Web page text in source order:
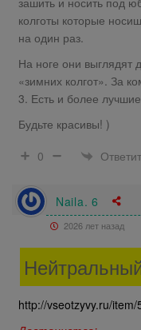
колготы которые
на один раз.
На ноге они выглядят
«зимних колгот». За
3. Есть и более
Будьте красивы! )
0
Naila. 6
2026 лет назад
http://vseotzyvy.ru/